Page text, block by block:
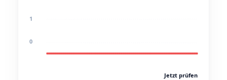
1
0
Jetzt prüfen